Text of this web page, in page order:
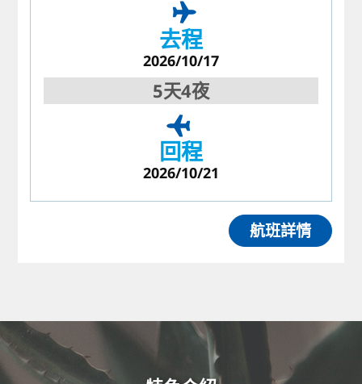
去程
2026/10/17
5天4夜
回程
2026/10/21
航班詳情